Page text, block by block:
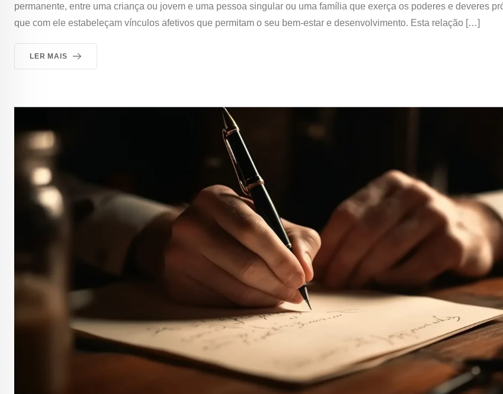
permanente, entre uma criança ou jovem e uma pessoa singular ou uma família que exerça os poderes e deveres
que com ele estabeleçam vínculos afetivos que permitam o seu bem-estar e desenvolvimento. Esta relação […]
LER MAIS